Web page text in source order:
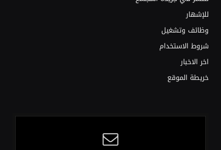
للإشهار
وظائف وتشغيل
شروط الاستخدام
اخر الاخبار
خريطة الموقع